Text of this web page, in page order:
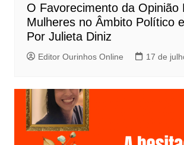
O Favorecimento da Opinião
Mulheres no Âmbito Político
Por Julieta Diniz
Editor Ourinhos Online 17 de